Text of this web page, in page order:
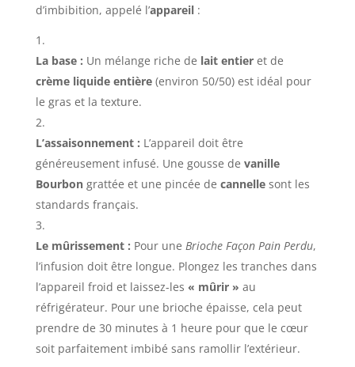
d’imbibition, appelé l’appareil:
La base : Un mélange riche de lait entieret de
crème liquide entière(environ 50/50) est idéal pour
le gras et la texture.
L’assaisonnement : L’appareil doit être
généreusement infusé. Une gousse de vanille
Bourbongrattée et une pincée de cannellesont les
standards français.
Le mûrissement : Pour une Brioche Façon Pain Perdu,
l’infusion doit être longue. Plongez les tranches dans
l’appareil froid et laissez-les « mûrir » au
réfrigérateur. Pour une brioche épaisse, cela peut
prendre de 30 minutes à 1 heure pour que le cœur
soit parfaitement imbibé sans ramollir l’extérieur.